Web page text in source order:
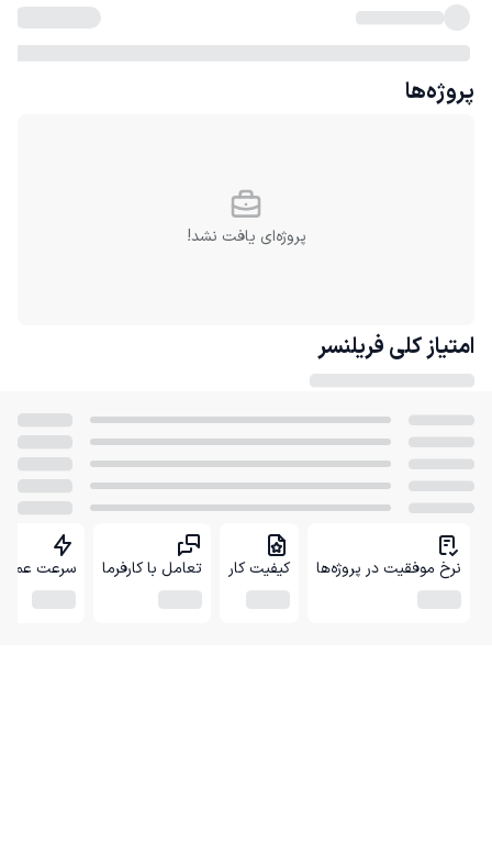
پروژه‌ها
پروژه‌ای یافت نشد!
امتیاز کلی فریلنسر
نرخ موفقیت در پروژه‌ها کیفیت کار تعامل با کارفرما سرعت عمل